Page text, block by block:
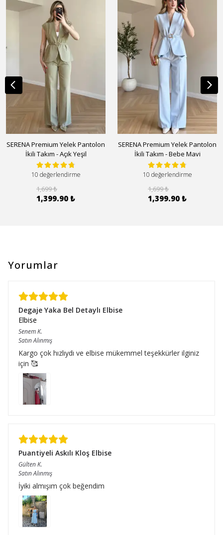
SERENA Premium Yelek Pantolon
İkili Takım - Açık Yeşil
10 değerlendirme
1,699 ₺
1,399.90 ₺
SERENA Premium Yelek Pantolon
İkili Takım - Bebe Mavi
10 değerlendirme
1,699 ₺
1,399.90 ₺
Yorumlar
Degaje Yaka Bel Detaylı Elbise
Elbise
SenemK.
Satın Alınmış
Kargo çok hızlıydı ve elbise mükemmel teşekkürler ilginiz
için 🥰
Puantiyeli Askılı Kloş Elbise
GültenK.
Satın Alınmış
İyiki almışım çok beğendim